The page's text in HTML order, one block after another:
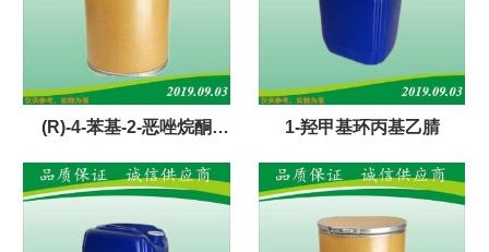
(R)-4-苯基-2-恶唑烷酮
90319-52-1
1-羟甲基环丙基乙腈